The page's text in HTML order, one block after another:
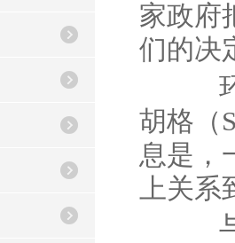
家政府
们的决
环
胡格（
息是，
上关系
与